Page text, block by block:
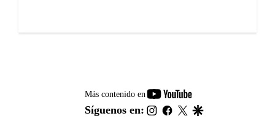
Más contenido en
youtube-
footer
Síguenos en: instagram
facebook
twitter